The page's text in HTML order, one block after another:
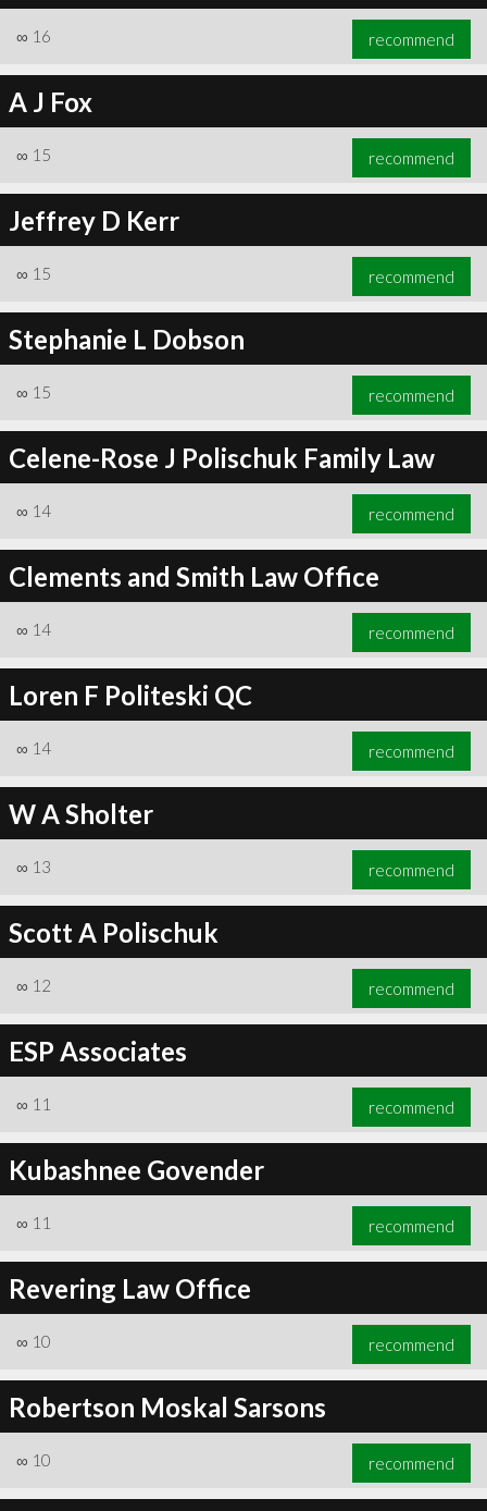
∞ 16 recommend
A J Fox
∞ 15 recommend
Jeffrey D Kerr
∞ 15 recommend
Stephanie L Dobson
∞ 15 recommend
Celene-Rose J Polischuk Family Law
∞ 14 recommend
Clements and Smith Law Office
∞ 14 recommend
Loren F Politeski QC
∞ 14 recommend
W A Sholter
∞ 13 recommend
Scott A Polischuk
∞ 12 recommend
ESP Associates
∞ 11 recommend
Kubashnee Govender
∞ 11 recommend
Revering Law Office
∞ 10 recommend
Robertson Moskal Sarsons
∞ 10 recommend